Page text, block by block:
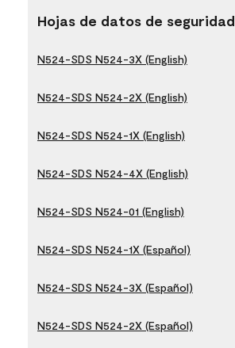
Hojas de datos de seguridad
N524-SDS N524-3X (English)
N524-SDS N524-2X (English)
N524-SDS N524-1X (English)
N524-SDS N524-4X (English)
N524-SDS N524-01 (English)
N524-SDS N524-1X (Español)
N524-SDS N524-3X (Español)
N524-SDS N524-2X (Español)